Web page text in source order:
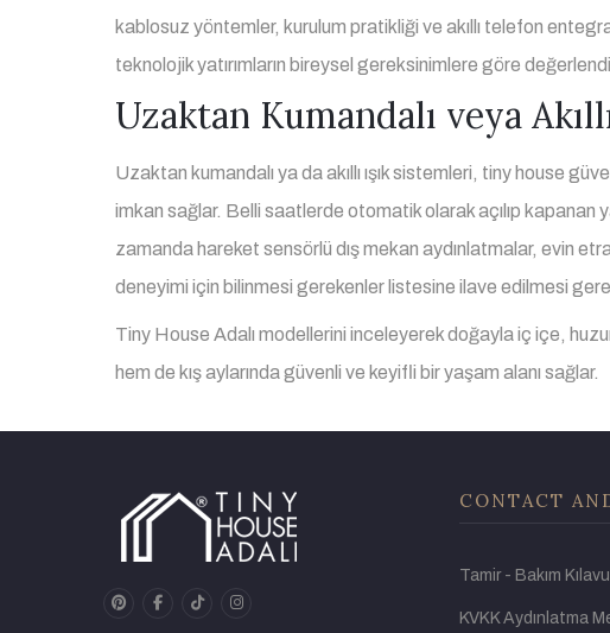
kablosuz yöntemler, kurulum pratikliği ve akıllı telefon
teknolojik yatırımların bireysel gereksinimlere göre
Uzaktan Kumandalı veya
Uzaktan kumandalı ya da akıllı ışık sistemleri, tiny house
imkan sağlar. Belli saatlerde otomatik olarak açılıp kapanan
zamanda hareket sensörlü dış mekan aydınlatmalar, evin
deneyimi için bilinmesi gerekenler listesine ilave edilmesi
Tiny House Adalı modellerini inceleyerek doğayla iç içe,
hem de kış aylarında güvenli ve keyifli bir yaşam alanı sağlar.
pinterest
facebook
tiktokinstagram
CONTACT
Tamir - Bakım
KVKK Aydınlatma